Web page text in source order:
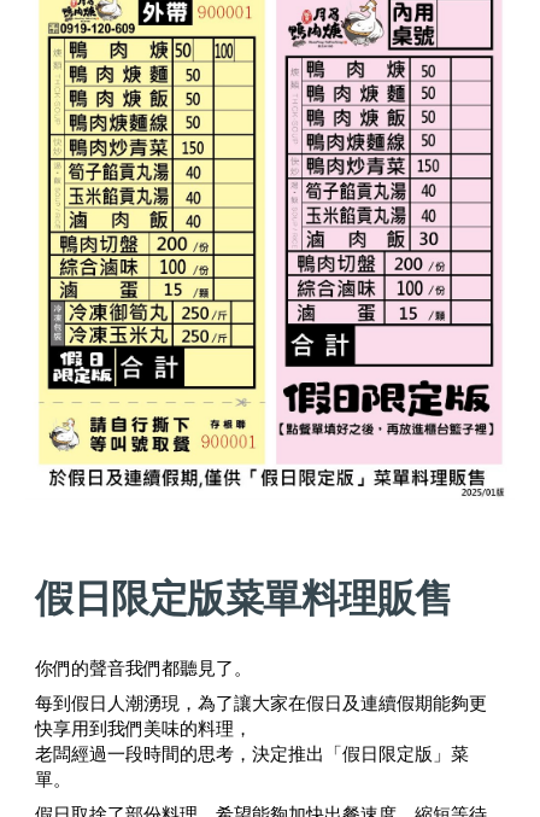
假日限定版菜單料理販售
你們的聲音我們都聽見了。
每到假日人潮湧現，為了讓大家在假日及連續假期能夠更
快享用到我們美味的料理，
老闆經過一段時間的思考，決定推出「假日限定版」菜
單。